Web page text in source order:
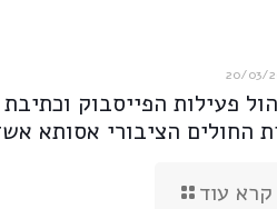
20/03/
פעילות הפייסבוק
החולים הציבורי אסותא
קרא עוד